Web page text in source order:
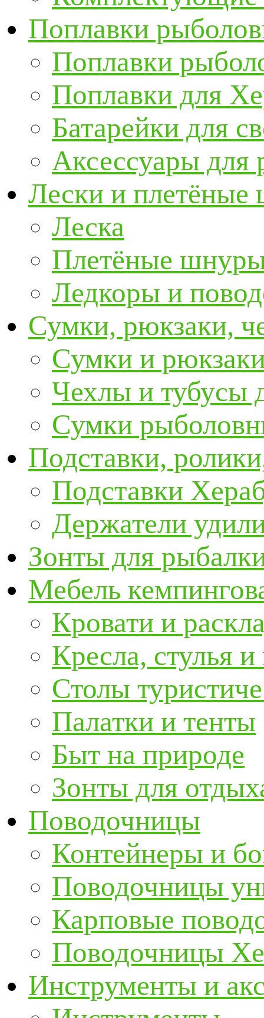
Поплавки
Поплавки
Поплавки для
Батарейки для
Аксессуары для
Лески и
Леска
Плетёные
Ледкоры и
Сумки, рюкзаки,
Сумки и
Чехлы и тубусы
Сумки
Подставки,
Подставки
Держатели
Зонты для
Мебель
Кровати и
Кресла, стулья
Столы
Палатки и тенты
Быт на природе
Зонты для
Поводочницы
Контейнеры и
Поводочницы
Карповые
Поводочницы
Инструменты и